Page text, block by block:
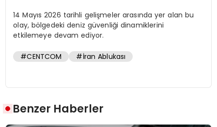
14 Mayıs 2026 tarihli gelişmeler arasında yer alan bu
olay, bölgedeki deniz güvenliği dinamiklerini
etkilemeye devam ediyor.
#CENTCOM #İran Ablukası
Benzer Haberler